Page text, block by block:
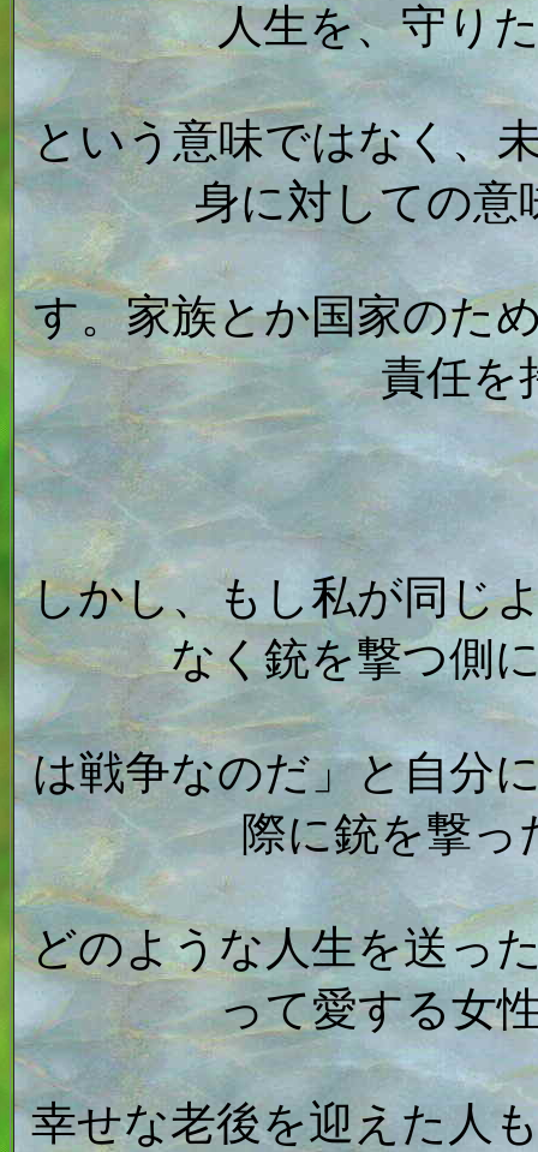
人生を、守り
という意味ではなく、
身に対しての意
す。家族とか国家のた
責任を
しかし、もし私が同じ
なく銃を撃つ側
は戦争なのだ」と自分
際に銃を撃っ
どのような人生を送っ
って愛する女
幸せな老後を迎えた人